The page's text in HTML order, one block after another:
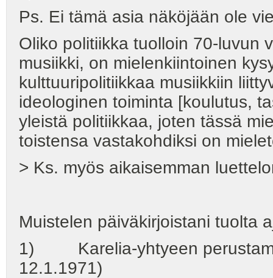
Ps. Ei tämä asia näköjään ole
Oliko politiikka tuolloin 70-luvun
musiikki, on mielenkiintoinen
kulttuuripolitiikkaa musiikkiin
ideologinen toiminta [koulutus,
yleistä politiikkaa, joten tässä
toistensa vastakohdiksi on
> Ks. myös aikaisemman
Muistelen päiväkirjoistani tuolta
1) Karelia-yhtyeen
12.1.1971)